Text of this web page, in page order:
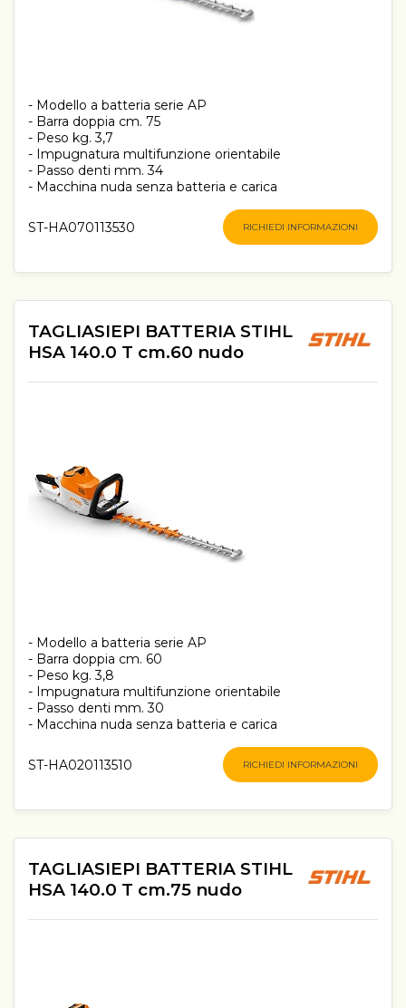
- Modello a batteria serie AP
- Barra doppia cm. 75
- Peso kg. 3,7
- Impugnatura multifunzione orientabile
- Passo denti mm. 34
- Macchina nuda senza batteria e carica
ST-HA070113530 RICHIEDI INFORMAZIONI
TAGLIASIEPI BATTERIA STIHL
HSA 140.0 T cm.60 nudo
- Modello a batteria serie AP
- Barra doppia cm. 60
- Peso kg. 3,8
- Impugnatura multifunzione orientabile
- Passo denti mm. 30
- Macchina nuda senza batteria e carica
ST-HA020113510 RICHIEDI INFORMAZIONI
TAGLIASIEPI BATTERIA STIHL
HSA 140.0 T cm.75 nudo